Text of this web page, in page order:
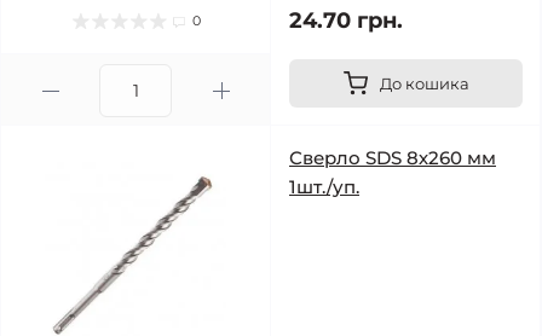
0 24.70 грн.
До кошика
Сверло SDS 8х260 мм
1шт./уп.